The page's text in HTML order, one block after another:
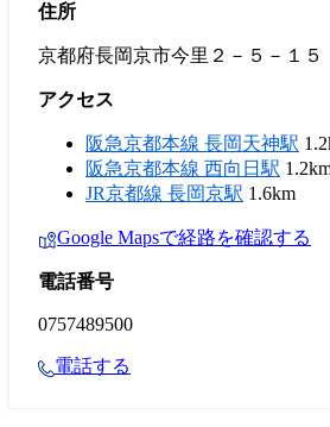
住所
京都府長岡京市今里２－５－１５
アクセス
阪急京都本線 長岡天神駅
阪急京都本線 西向日駅
JR京都線 長岡京駅 1.6km
Google Mapsで経路を確認する
電話番号
0757489500
電話する